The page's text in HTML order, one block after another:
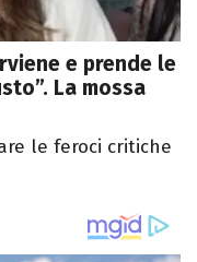
e prende le
La mossa
le feroci critiche